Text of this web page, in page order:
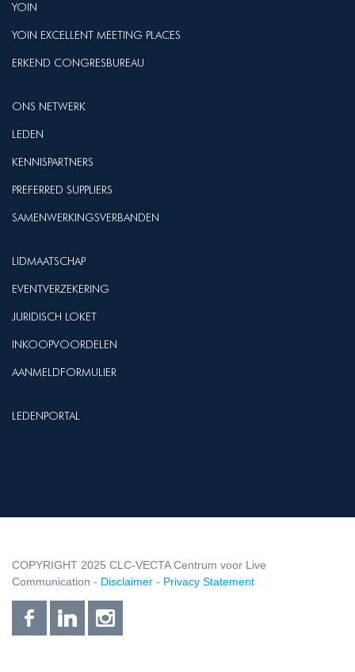
YOIN
YOIN EXCELLENT MEETING PLACES
ERKEND CONGRESBUREAU
ONS NETWERK
LEDEN
KENNISPARTNERS
PREFERRED SUPPLIERS
SAMENWERKINGSVERBANDEN
LIDMAATSCHAP
EVENTVERZEKERING
JURIDISCH LOKET
INKOOPVOORDELEN
AANMELDFORMULIER
LEDENPORTAL
COPYRIGHT 2025 CLC-VECTA Centrum voor Live
Communication - Disclaimer - Privacy Statement